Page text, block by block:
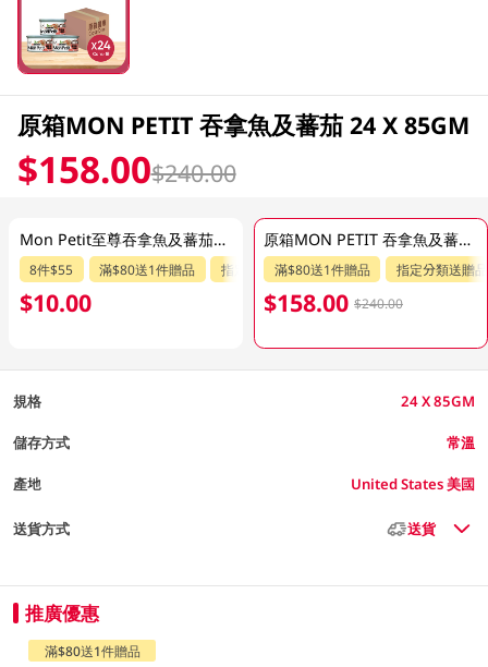
原箱MON PETIT 吞拿魚及蕃茄 24 X 85GM
$158.00$240.00
Mon Petit至尊吞拿魚及蕃茄貓糧 85GM
8件$55 滿$80送1件贈品 指定分類送贈品
$10.00
原箱MON PETIT 吞拿魚及蕃茄 24 X 85GM
滿$80送1件贈品 指定分類送贈品
$158.00 $240.00
規格 24 X 85GM
儲存方式 常溫
產地 United States 美國
送貨方式 送貨
推廣優惠
滿$80送1件贈品